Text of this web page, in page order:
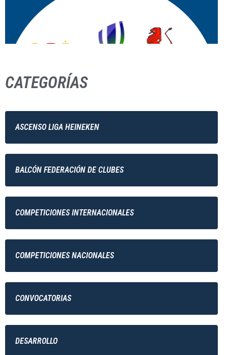
CATEGORÍAS
ASCENSO LIGA HEINEKEN
BALCÓN FEDERACIÓN DE CLUBES
COMPETICIONES INTERNACIONALES
COMPETICIONES NACIONALES
CONVOCATORIAS
DESARROLLO